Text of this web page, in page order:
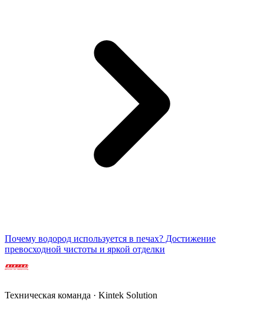
Почему водород используется в печах? Достижение
превосходной чистоты и яркой отделки
Техническая команда · Kintek Solution